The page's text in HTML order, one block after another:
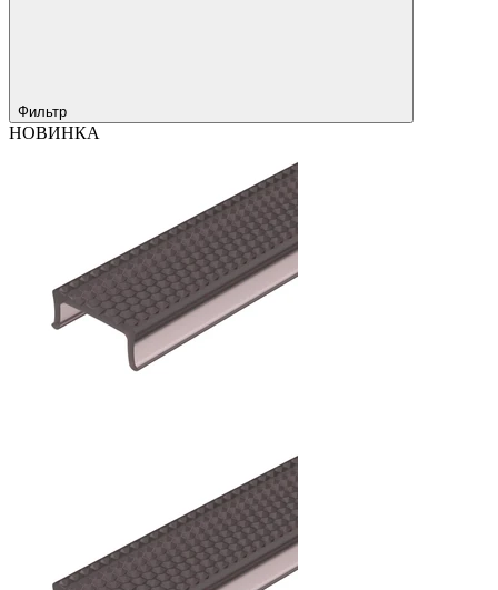
Фильтр
НОВИНКА